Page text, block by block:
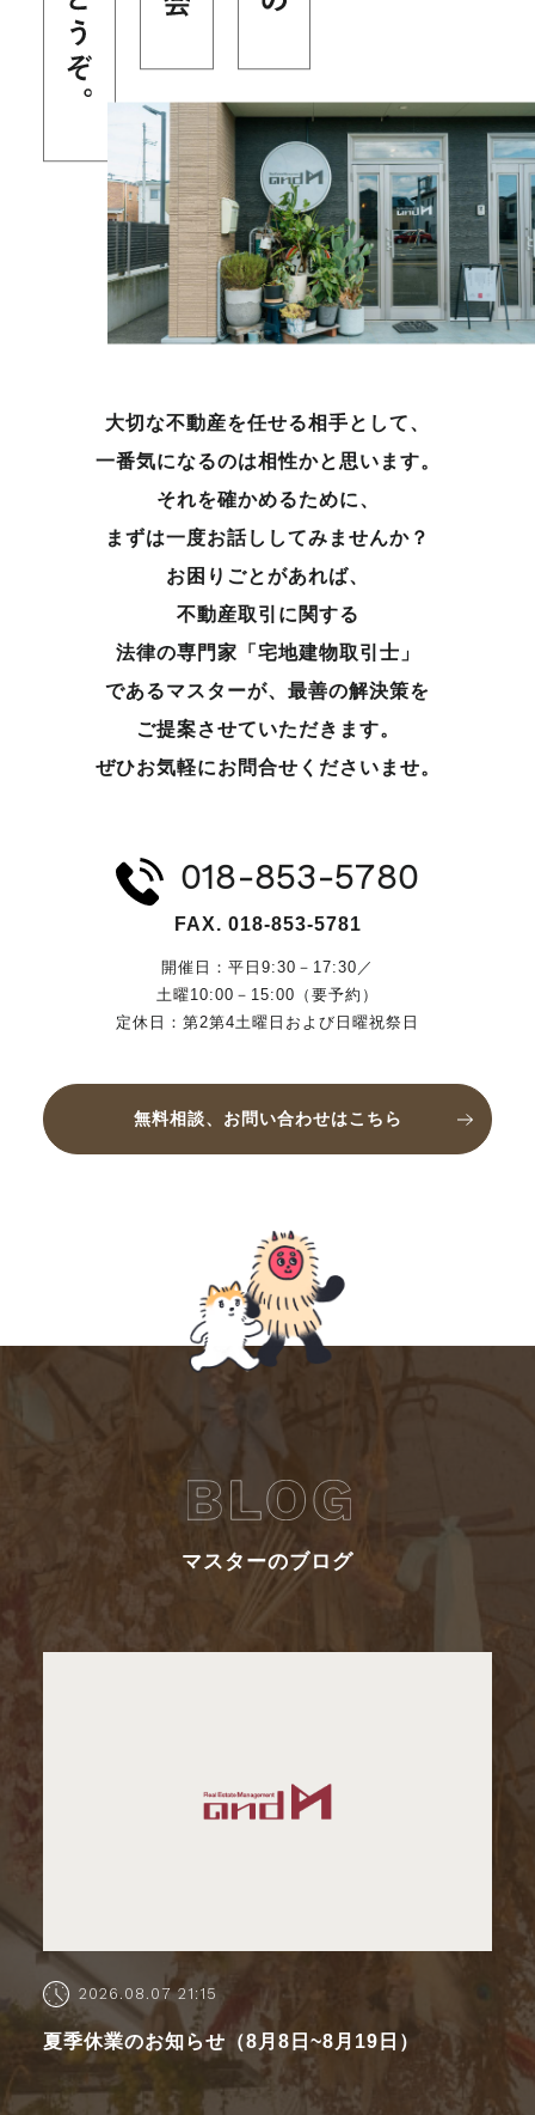
大切な不動産を任せる相手として、
一番気になるのは相性かと思います。
それを確かめるために、
まずは一度お話ししてみませんか？
お困りごとがあれば、
不動産取引に関する
法律の専門家「宅地建物取引士」
であるマスターが、 最善の解決策を
ご提案させていただきます。
ぜひお気軽にお問合せくださいませ。
018-853-5780
FAX. 018-853-5781
開催日：平日9:30－17:30／
土曜10:00－15:00（要予約）
定休日：第2第4土曜日および日曜祝祭日
無料相談、お問い合わせはこちら
マスターのブログ
2026.08.07 21:15
夏季休業のお知らせ（8月8日~8月19日）